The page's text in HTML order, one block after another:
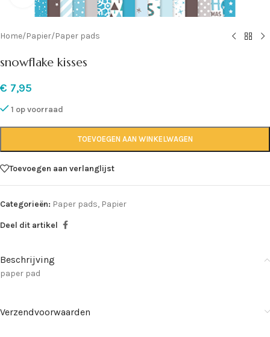
Home/Papier/Paper pads
snowflake kisses
€ 7,95
1 op voorraad
TOEVOEGEN AAN WINKELWAGEN
Toevoegen aan verlanglijst
Categorieën: Paper pads, Papier
Deel dit artikel
Beschrijving
paper pad
Verzendvoorwaarden